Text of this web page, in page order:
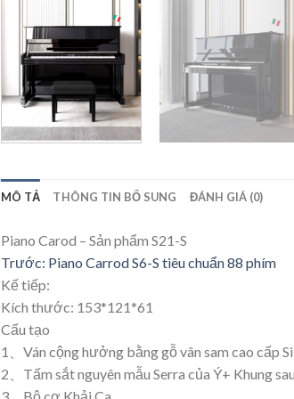
MÔ TẢ THÔNG TIN BỔ SUNG ĐÁNH GIÁ (0)
Piano Carod – Sản phẩm S21-S
Trước: Piano Carrod S6-S tiêu chuẩn 88 phím
Kế tiếp:
Kích thước: 153*121*61
Cấu tạo
1、Ván cộng hưởng bằng gỗ vân sam cao cấp
2、Tấm sắt nguyên mẫu Serra của Ý+ Khung
3、Bộ cơ Khải Ca